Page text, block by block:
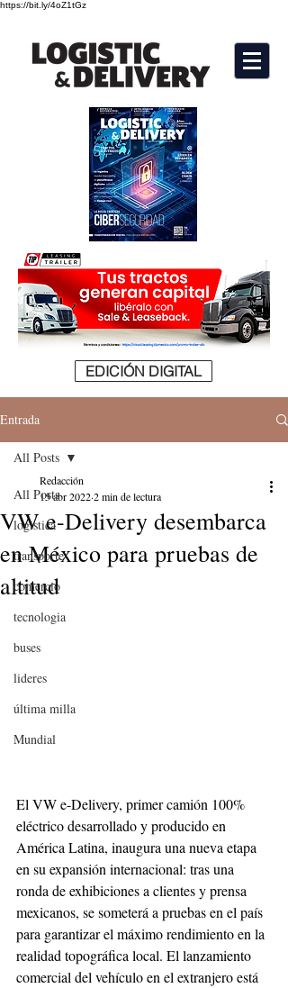
https://bit.ly/4oZ1tGz
EDICIÓN DIGITAL
Entrada
All Posts
logistica
transporte
comercio
tecnologia
buses
lideres
última milla
Mundial
All Posts
VW e-Delivery desembarca
en México para pruebas de
altitud
Redacción
15 abr 20222 min de lectura
El VW e-Delivery, primer camión 100%
eléctrico desarrollado y producido en
América Latina, inaugura una nueva etapa
en su expansión internacional: tras una
ronda de exhibiciones a clientes y prensa
mexicanos, se someterá a pruebas en el país
para garantizar el máximo rendimiento en la
realidad topográfica local. El lanzamiento
comercial del vehículo en el extranjero está